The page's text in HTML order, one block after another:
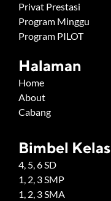
Privat Prestasi
Program Minggu
Program PILOT
Halaman
Home
About
Cabang
Bimbel Kelas
4, 5, 6 SD
1, 2, 3 SMP
1, 2, 3 SMA